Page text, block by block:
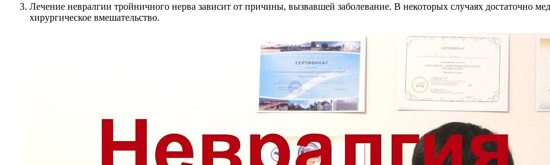
Лечение невралгии тройничного нерва зависит от причины, вызвавшей заболевание. В некоторых случаях достаточно
хирургическое вмешательство.